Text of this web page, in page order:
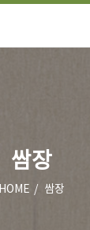
쌈장
HOME 쌈장